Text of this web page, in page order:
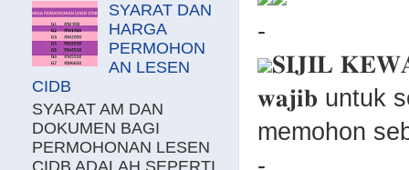
-
𝐒𝐈𝐉𝐈𝐋
𝐰𝐚𝐣𝐢𝐛 untuk
memohon
SYARAT DAN
HARGA
PERMOHON
AN LESEN
CIDB
SYARAT AM DAN
DOKUMEN BAGI
PERMOHONAN LESEN
CIDB ADALAH SEPERTI